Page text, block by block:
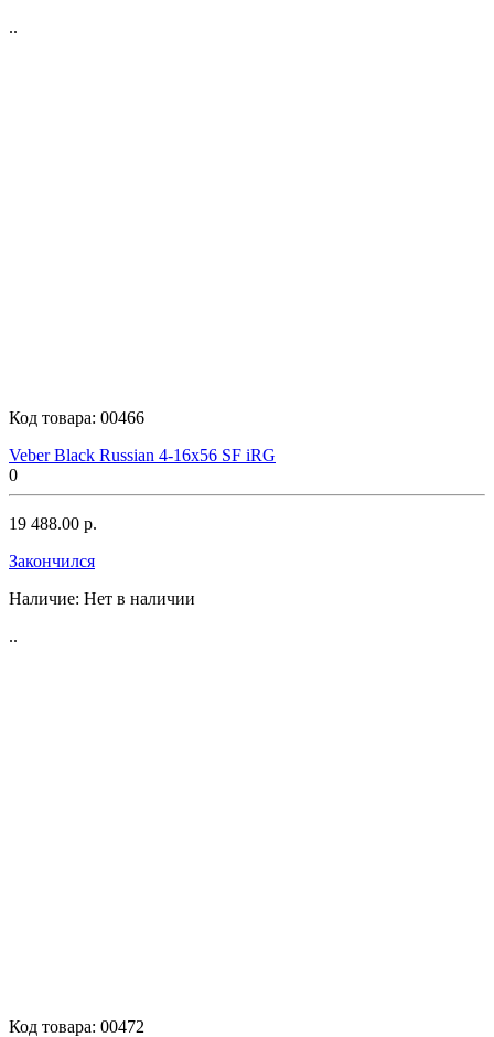
..
Код товара: 00466
Veber Black Russian 4-16x56 SF iRG
0
19 488.00 р.
Закончился
Наличие: Нет в наличии
..
Код товара: 00472